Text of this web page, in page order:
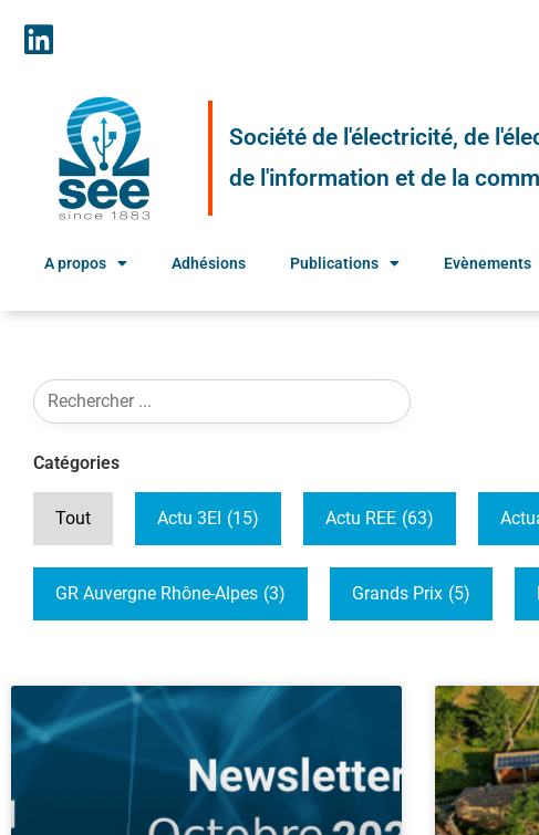
Société de l'électricité, de
de l'information et de la
A propos Adhésions Publications Evènements
Catégories
Tout Actu 3EI (15) Actu REE (63)
GR Auvergne Rhône-Alpes (3) Grands Prix (5)